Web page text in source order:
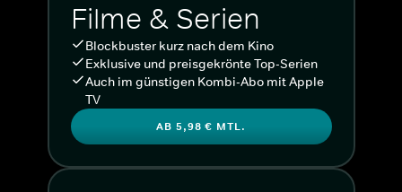
Filme & Serien
Blockbuster kurz nach dem Kino
Exklusive und preisgekrönte Top-Serien
Auch im günstigen Kombi-Abo mit Apple
TV
AB 5,98 € MTL.